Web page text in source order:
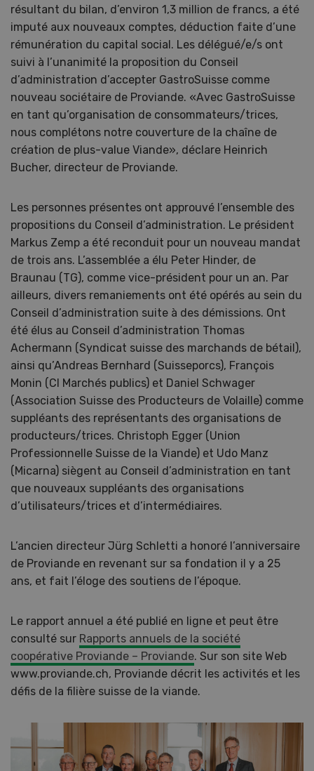
résultant du bilan, d’environ 1,3 million de francs, a été
imputé aux nouveaux comptes, déduction faite d’une
rémunération du capital social. Les délégué/e/s ont
suivi à l’unanimité la proposition du Conseil
d’administration d’accepter GastroSuisse comme
nouveau sociétaire de Proviande. «Avec GastroSuisse
en tant qu’organisation de consommateurs/trices,
nous complétons notre couverture de la chaîne de
création de plus-value Viande», déclare Heinrich
Bucher, directeur de Proviande.
Les personnes présentes ont approuvé l’ensemble des
propositions du Conseil d’administration. Le président
Markus Zemp a été reconduit pour un nouveau mandat
de trois ans. L’assemblée a élu Peter Hinder, de
Braunau (TG), comme vice-président pour un an. Par
ailleurs, divers remaniements ont été opérés au sein du
Conseil d’administration suite à des démissions. Ont
été élus au Conseil d’administration Thomas
Achermann (Syndicat suisse des marchands de bétail),
ainsi qu’Andreas Bernhard (Suisseporcs), François
Monin (CI Marchés publics) et Daniel Schwager
(Association Suisse des Producteurs de Volaille) comme
suppléants des représentants des organisations de
producteurs/trices. Christoph Egger (Union
Professionnelle Suisse de la Viande) et Udo Manz
(Micarna) siègent au Conseil d’administration en tant
que nouveaux suppléants des organisations
d’utilisateurs/trices et d’intermédiaires.
L’ancien directeur Jürg Schletti a honoré l’anniversaire
de Proviande en revenant sur sa fondation il y a 25
ans, et fait l’éloge des soutiens de l’époque.
Le rapport annuel a été publié en ligne et peut être
consulté sur Rapports annuels de la société
coopérative Proviande – Proviande. Sur son site Web
www.proviande.ch, Proviande décrit les activités et les
défis de la filière suisse de la viande.